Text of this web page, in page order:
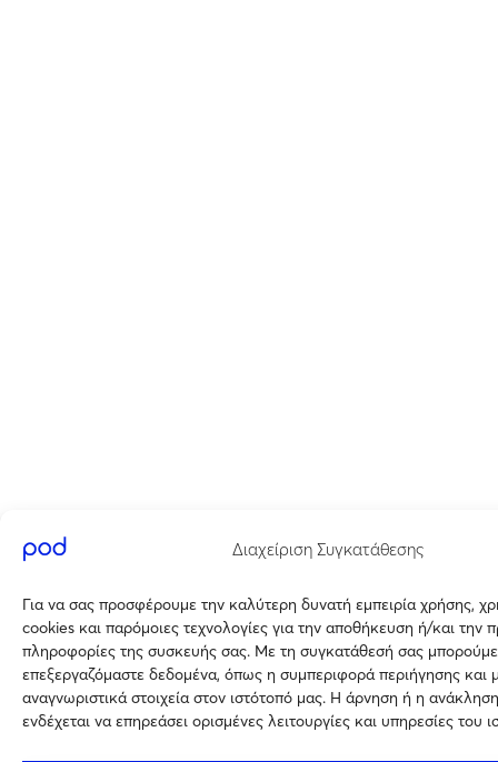
Διαχείριση Συγκατάθεσης
Για να σας προσφέρουμε την καλύτερη δυνατή εμπειρία χρήσης,
cookies και παρόμοιες τεχνολογίες για την αποθήκευση ή/και την
πληροφορίες της συσκευής σας. Με τη συγκατάθεσή σας
επεξεργαζόμαστε δεδομένα, όπως η συμπεριφορά περιήγησης και
αναγνωριστικά στοιχεία στον ιστότοπό μας. Η άρνηση ή η
ενδέχεται να επηρεάσει ορισμένες λειτουργίες και υπηρεσίες του